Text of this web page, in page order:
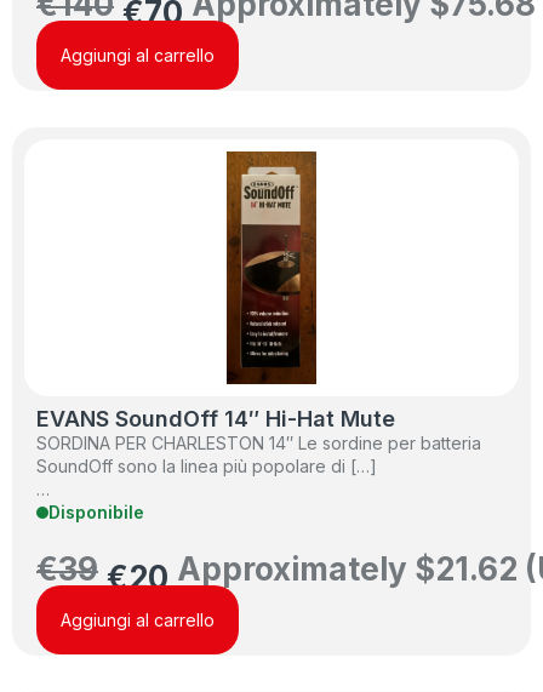
€70
Aggiungi al carrello
EVANS SoundOff 14″ Hi-Hat Mute
SORDINA PER CHARLESTON 14″ Le sordine per batteria
SoundOff sono la linea più popolare di […]
…
Disponibile
€39 €20 Approximately $21.62
Aggiungi al carrello